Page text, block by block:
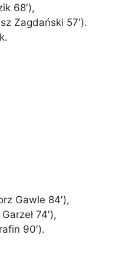
68′),
Zagdański 57′).
Gawle 84′),
74′),
90′).